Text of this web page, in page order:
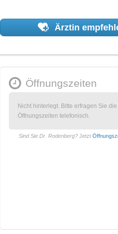
Ärztin
Öffnungszeiten
Nicht hinterlegt. Bitte erfragen Sie die
Öffnungszeiten telefonisch.
Sind Sie Dr. Rodenberg? Jetzt